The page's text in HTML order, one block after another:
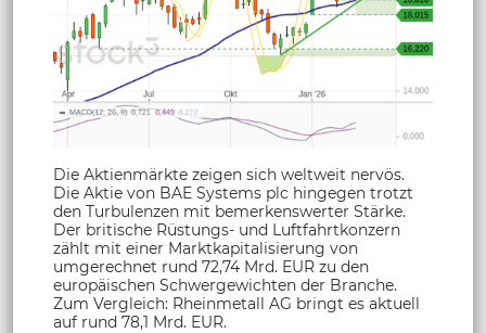
Die Aktienmärkte zeigen sich weltweit nervös.
Die Aktie von BAE Systems plc hingegen trotzt
den Turbulenzen mit bemerkenswerter Stärke.
Der britische Rüstungs- und Luftfahrtkonzern
zählt mit einer Marktkapitalisierung von
umgerechnet rund 72,74 Mrd. EUR zu den
europäischen Schwergewichten der Branche.
Zum Vergleich: Rheinmetall AG bringt es aktuell
auf rund 78,1 Mrd. EUR.